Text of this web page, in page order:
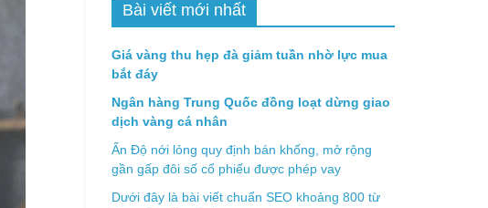
Bài viết mới nhất
Giá vàng thu hẹp đà giảm tuần nhờ lực mua
bắt đáy
Ngân hàng Trung Quốc đồng loạt dừng giao
dịch vàng cá nhân
Ấn Độ nới lỏng quy định bán khống, mở rộng
gần gấp đôi số cổ phiếu được phép vay
Dưới đây là bài viết chuẩn SEO khoảng 800 từ